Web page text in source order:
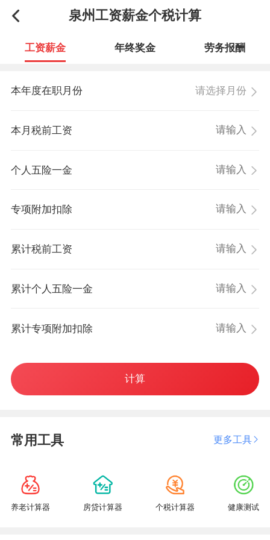
泉州工资薪金个税计算
工资薪金 年终奖金 劳务报酬
本年度在职月份 请选择月份
本月税前工资
个人五险一金
专项附加扣除
累计税前工资
累计个人五险一金
累计专项附加扣除
计算
常用工具 更多工具
养老计算器 房贷计算器 个税计算器 健康测试